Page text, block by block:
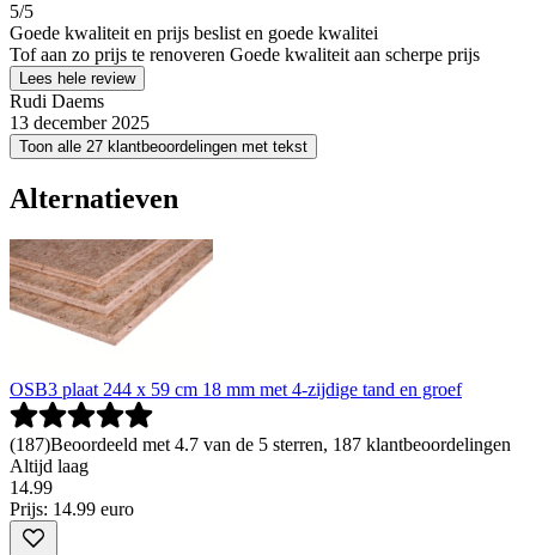
5/5
Goede kwaliteit en prijs beslist en goede kwalitei
Tof aan zo prijs te renoveren Goede kwaliteit aan scherpe prijs
Lees hele review
Rudi Daems
13 december 2025
Toon alle 27 klantbeoordelingen met tekst
Alternatieven
OSB3 plaat 244 x 59 cm 18 mm met 4-zijdige tand en groef
(187)Beoordeeld met 4.7 van de 5 sterren, 187 klantbeoordelingen
Altijd laag
14.99
Prijs: 14.99 euro